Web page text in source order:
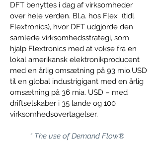
DFT benyttes i dag af virksomheder
over hele verden. Bl.a. hos Flex  (tidl.
Flextronics), hvor DFT udgjorde den
samlede virksomhedsstrategi, som
hjalp Flextronics med at vokse fra en
lokal amerikansk elektronikproducent
med en årlig omsætning på 93 mio.USD
til en global industrigigant med en årlig
omsætning på 36 mia. USD – med
driftselskaber i 35 lande og 100
virksomhedsovertagelser.
” The use of Demand Flow®